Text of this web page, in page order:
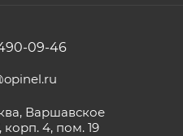
09-46
Варшавское
корп. 4, пом. 19